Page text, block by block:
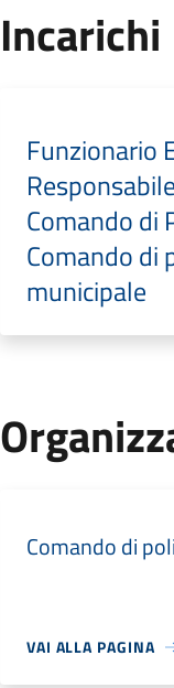
Incarichi
Funzionario
Comando di
Comando di
municipale
Comando di
VAI ALLA PAGINA